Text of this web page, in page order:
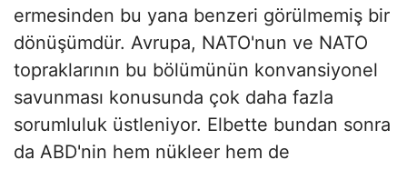
ermesinden bu yana benzeri görülmemiş bir
dönüşümdür. Avrupa, NATO'nun ve NATO
topraklarının bu bölümünün konvansiyonel
savunması konusunda çok daha fazla
sorumluluk üstleniyor. Elbette bundan sonra
da ABD'nin hem nükleer hem de